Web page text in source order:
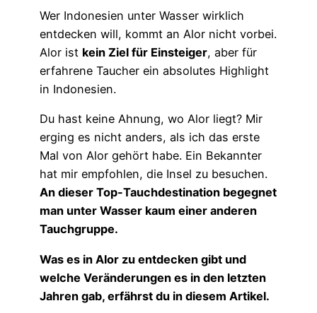
Wer Indonesien unter Wasser wirklich
entdecken will, kommt an Alor nicht vorbei.
Alor ist kein Ziel für Einsteiger, aber für
erfahrene Taucher ein absolutes Highlight
in Indonesien.
Du hast keine Ahnung, wo Alor liegt? Mir
erging es nicht anders, als ich das erste
Mal von Alor gehört habe. Ein Bekannter
hat mir empfohlen, die Insel zu besuchen.
An dieser Top-Tauchdestination begegnet
man unter Wasser kaum einer anderen
Tauchgruppe.
Was es in Alor zu entdecken gibt und
welche Veränderungen es in den letzten
Jahren gab, erfährst du in diesem Artikel.